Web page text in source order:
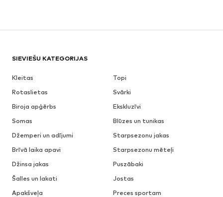
SIEVIEŠU KATEGORIJAS
Kleitas
Topi
Rotaslietas
Svārki
Biroja apģērbs
Ekskluzīvi
Somas
Blūzes un tunikas
Džemperi un adījumi
Starpsezonu jakas
Brīvā laika apavi
Starpsezonu mēteļi
Džinsa jakas
Puszābaki
Šalles un lakati
Jostas
Apakšveļa
Preces sportam